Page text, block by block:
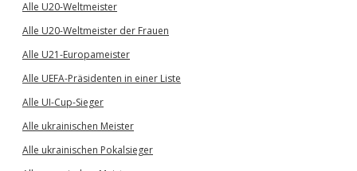
Alle U20-Weltmeister
Alle U20-Weltmeister der Frauen
Alle U21-Europameister
Alle UEFA-Präsidenten in einer Liste
Alle UI-Cup-Sieger
Alle ukrainischen Meister
Alle ukrainischen Pokalsieger